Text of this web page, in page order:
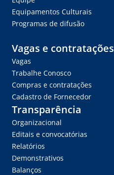
Equipamentos Culturais
Programas de difusão
Vagas e contratações
Vagas
Trabalhe Conosco
Compras e contratações
Cadastro de Fornecedor
Transparência
Organizacional
Editais e convocatórias
Relatórios
Demonstrativos
Balanços